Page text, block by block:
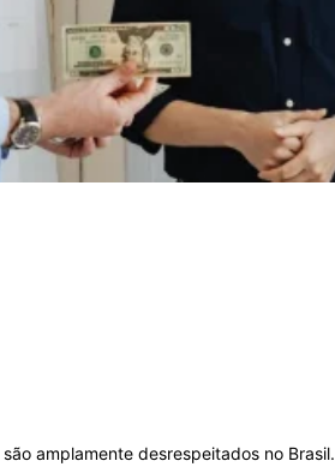
são amplamente desrespeitados no Brasil.